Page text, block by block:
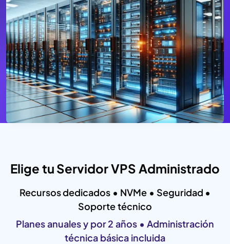
Elige tu Servidor VPS Administrado
Recursos dedicados • NVMe • Seguridad •
Soporte técnico
Planes anuales y por 2 años • Administración
técnica básica incluida